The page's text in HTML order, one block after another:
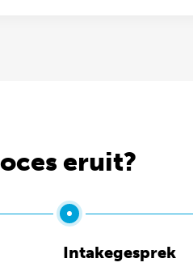
eruit?
Intakegesprek